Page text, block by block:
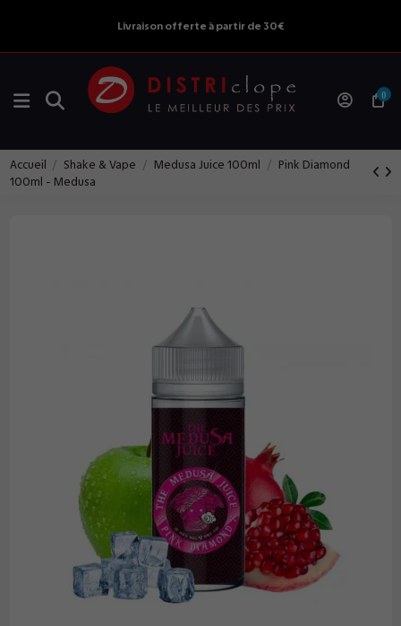
Livraison offerte à partir de 30€
0
Accueil Shake & Vape Medusa Juice 100ml
Pink Diamond
100ml - Medusa